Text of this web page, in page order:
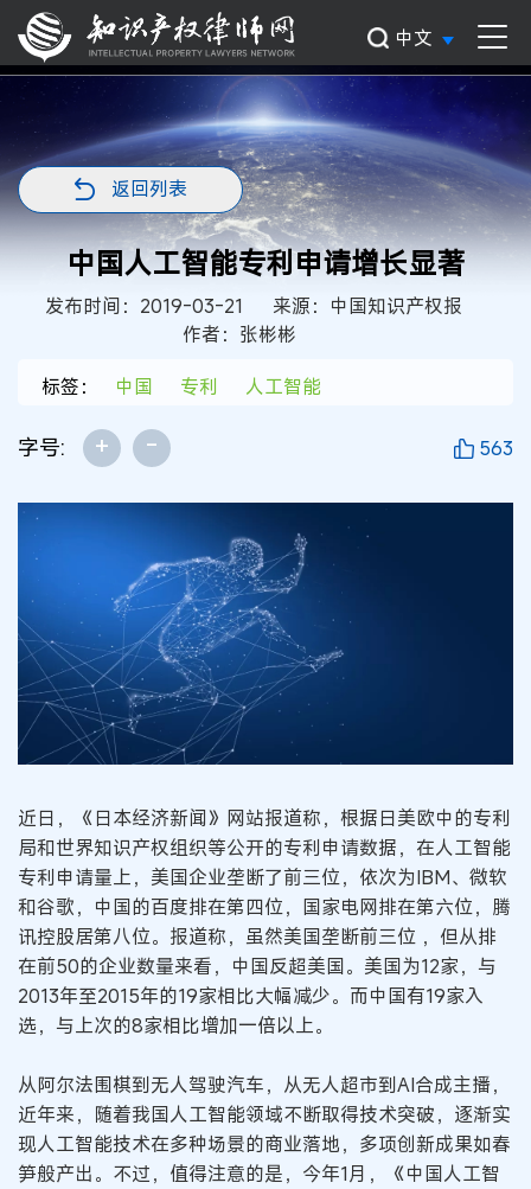
中文
返回列表
中国人工智能专利申请增长显著
发布时间：2019-03-21
来源：中国知识产权报
作者：张彬彬
标签：
中国 专利 人工智能
字号: + - 563
近日，《日本经济新闻》网站报道称，根据日美欧中的专利
局和世界知识产权组织等公开的专利申请数据，在人工智能
专利申请量上，美国企业垄断了前三位，依次为IBM、微软
和谷歌，中国的百度排在第四位，国家电网排在第六位，腾
讯控股居第八位。报道称，虽然美国垄断前三位 ，但从排
在前50的企业数量来看，中国反超美国。美国为12家，与
2013年至2015年的19家相比大幅减少。而中国有19家入
选，与上次的8家相比增加一倍以上。
从阿尔法围棋到无人驾驶汽车，从无人超市到AI合成主播，
近年来，随着我国人工智能领域不断取得技术突破，逐渐实
现人工智能技术在多种场景的商业落地，多项创新成果如春
笋般产出。不过，值得注意的是，今年1月，《中国人工智